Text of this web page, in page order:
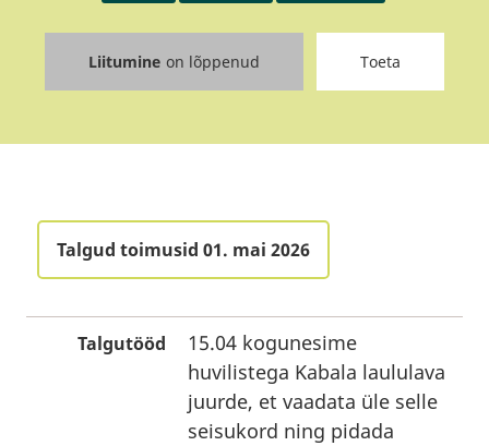
Liitumine on lõppenud Toeta
Talgud toimusid 01. mai 2026
Talgutööd
15.04 kogunesime
huvilistega Kabala laululava
juurde, et vaadata üle selle
seisukord ning pidada